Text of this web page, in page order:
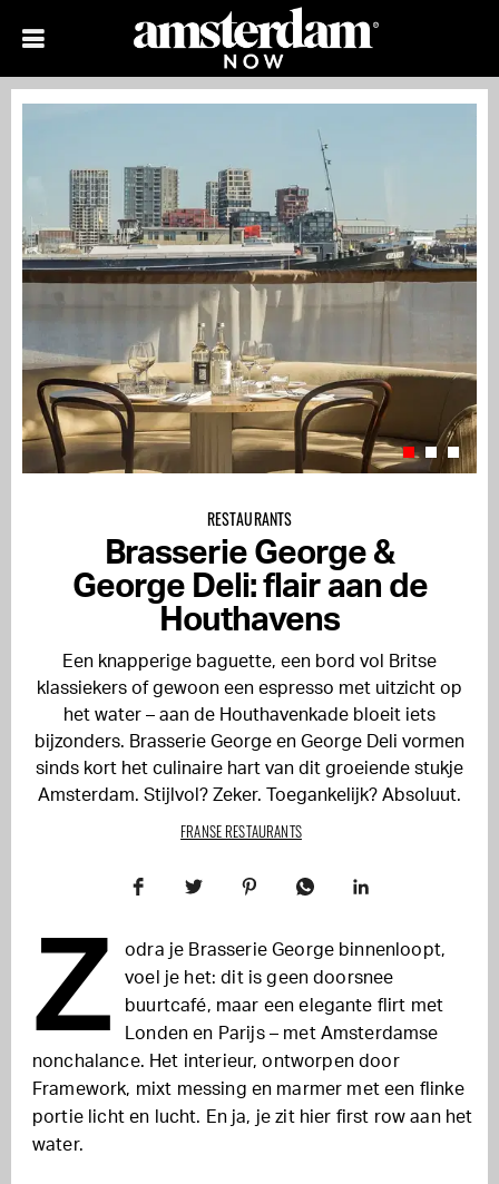
RESTAURANTS
Brasserie George &
George Deli: flair aan de
Houthavens
Een knapperige baguette, een bord vol Britse
klassiekers of gewoon een espresso met uitzicht op
het water – aan de Houthavenkade bloeit iets
bijzonders. Brasserie George en George Deli vormen
sinds kort het culinaire hart van dit groeiende stukje
Amsterdam. Stijlvol? Zeker. Toegankelijk? Absoluut.
FRANSE RESTAURANTS
Z
odra je Brasserie George binnenloopt,
voel je het: dit is geen doorsnee
buurtcafé, maar een elegante flirt met
Londen en Parijs – met Amsterdamse
nonchalance. Het interieur, ontworpen door
Framework, mixt messing en marmer met een flinke
portie licht en lucht. En ja, je zit hier first row aan het
water.